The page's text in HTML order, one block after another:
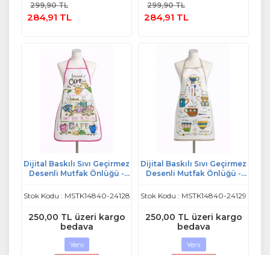
299,90 TL
284,91 TL
299,90 TL
284,91 TL
Dijital Baskılı Sıvı Geçirmez
Desenli Mutfak Önlüğü -
Stok Kodu : MSTK14840-24128
250,00 TL üzeri kargo
bedava
Yeni
Dijital Baskılı Sıvı Geçirmez
Desenli Mutfak Önlüğü -
Stok Kodu : MSTK14840-24129
250,00 TL üzeri kargo
bedava
Yeni